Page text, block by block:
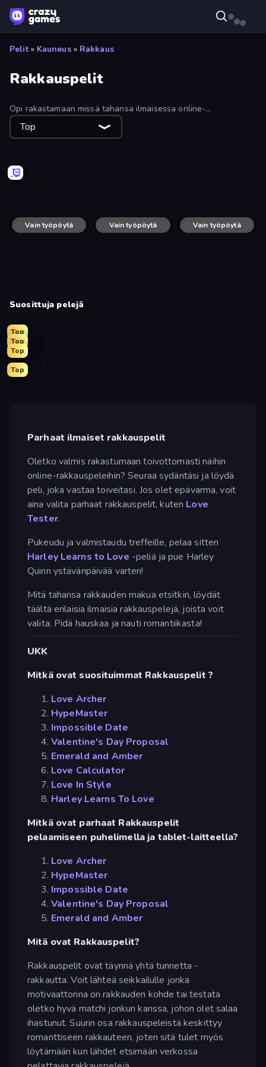
Pelit » Kauneus » Rakkaus
Rakkauspelit
Opi rakastamaan missä tahansa ilmaisessa online-
rakkauspelissämme. Mene treffeille, suutele ihastustasi ja
testaa yhteensopivuuttasi. Nämä ovat loistavia pelejä
Top
Emerald and Amber Love Tester
Vain työpöytä Vain työpöytä Vain työpöytä
A Grim Love Tale
Suosittuja pelejä
Top
Top
Top
Top
Parhaat ilmaiset rakkauspelit
Oletko valmis rakastumaan toivottomasti näihin
online-rakkauspeleihin? Seuraa sydäntäsi ja löydä
peli, joka vastaa toiveitasi. Jos olet epävarma, voit
aina valita parhaat rakkauspelit, kuten Love
Tester.
Pukeudu ja valmistaudu treffeille, pelaa sitten
Harley Learns to Love -peliä ja pue Harley
Quinn ystävänpäivää varten!
Mitä tahansa rakkauden makua etsitkin, löydät
täältä erilaisia ilmaisia rakkauspelejä, joista voit
valita. Pidä hauskaa ja nauti romantiikasta!
UKK
Mitkä ovat suosituimmat Rakkauspelit ?
Love Archer
HypeMaster
Impossible Date
Valentine's Day Proposal
Emerald and Amber
Love Calculator
Love In Style
Harley Learns To Love
Mitkä ovat parhaat Rakkauspelit
pelaamiseen puhelimella ja tablet-laitteella?
Love Archer
HypeMaster
Impossible Date
Valentine's Day Proposal
Emerald and Amber
Mitä ovat Rakkauspelit?
Rakkauspelit ovat täynnä yhtä tunnetta -
rakkautta. Voit lähteä seikkailulle jonka
motivaattorina on rakkauden kohde tai testata
oletko hyvä matchi jonkun kanssa, johon olet salaa
ihastunut. Suurin osa rakkauspeleistä keskittyy
romanttiseen rakkauteen, joten sitä tulet myös
löytämään kun lähdet etsimään verkossa